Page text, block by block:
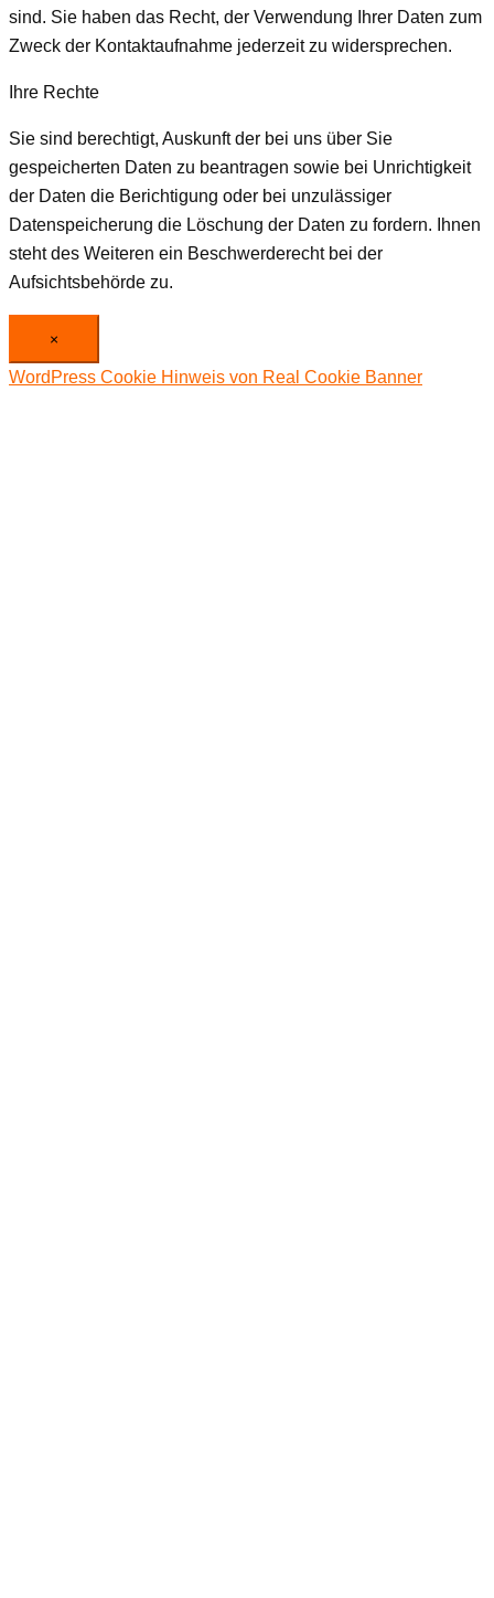
sind. Sie haben das Recht, der Verwendung Ihrer Daten zum
Zweck der Kontaktaufnahme jederzeit zu widersprechen.
Ihre Rechte
Sie sind berechtigt, Auskunft der bei uns über Sie
gespeicherten Daten zu beantragen sowie bei Unrichtigkeit
der Daten die Berichtigung oder bei unzulässiger
Datenspeicherung die Löschung der Daten zu fordern. Ihnen
steht des Weiteren ein Beschwerderecht bei der
Aufsichtsbehörde zu.
×
WordPress Cookie Hinweis von Real Cookie Banner